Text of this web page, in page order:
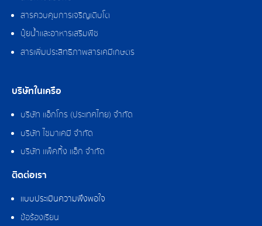
สารควบคุมการเจริญเติบโต
ปุ๋ยน้ำและอาหารเสริมพืช
สารเพิ่มประสิทธิภาพสารเคมีเกษตร
บริษัทในเครือ
บริษัท แอ็กโกร (ประเทศไทย) จำกัด
บริษัท ไซมาเคมี จำกัด
บริษัท แพ็คกิ้ง แอ็ก จำกัด
ติดต่อเรา
แบบประเมินความพึงพอใจ
ข้อร้องเรียน